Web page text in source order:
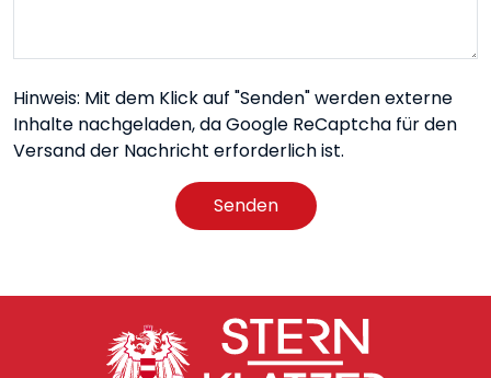
Hinweis: Mit dem Klick auf "Senden" werden externe
Inhalte nachgeladen, da Google ReCaptcha für den
Versand der Nachricht erforderlich ist.
Senden